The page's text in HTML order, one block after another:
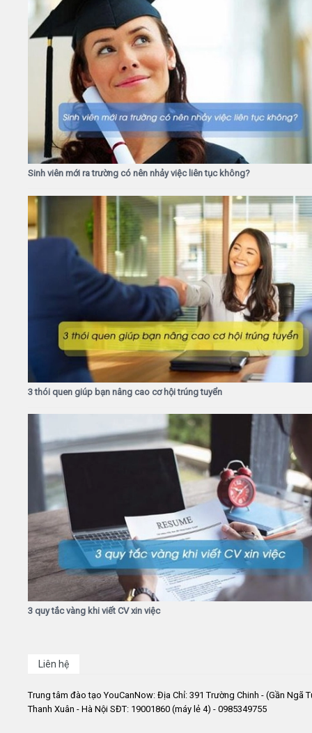
Sinh viên mới ra trường có nên nhảy việc liên tục không?
3 thói quen giúp bạn nâng cao cơ hội trúng tuyển
3 quy tắc vàng khi viết CV xin việc
Liên hệ
Trung tâm đào tạo YouCanNow: Địa Chỉ: 391 Trường Chinh - (Gần Ngã
Thanh Xuân - Hà Nội SĐT: 19001860 (máy lẻ 4) - 0985349755